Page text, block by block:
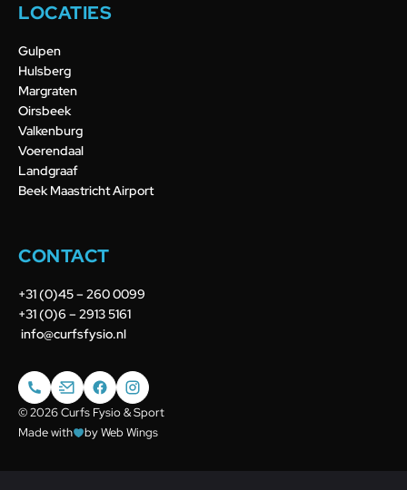
LOCATIES
Gulpen
Hulsberg
Margraten
Oirsbeek
Valkenburg
Voerendaal
Landgraaf
Beek Maastricht Airport
CONTACT
+31 (0)45 – 260 0099
+31 (0)6 – 2913 5161
info@curfsfysio.nl
© 2026 Curfs Fysio & Sport
Made with
by Web Wings